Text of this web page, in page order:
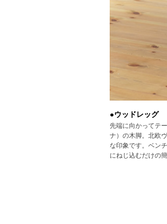
●ウッドレッグ
先端に向かってテ
ナ）の木脚。北欧
な印象です。ベン
にねじ込むだけの